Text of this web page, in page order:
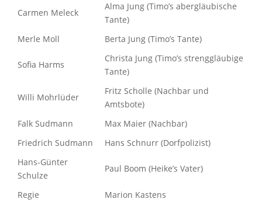
Carmen Meleck
Alma Jung (Timo’s abergläubische
Tante)
Merle Moll
Berta Jung (Timo’s Tante)
Sofia Harms
Christa Jung (Timo’s strenggläubige
Tante)
Willi Mohrlüder
Fritz Scholle (Nachbar und
Amtsbote)
Falk Sudmann
Max Maier (Nachbar)
Friedrich Sudmann
Hans Schnurr (Dorfpolizist)
Hans-Günter
Schulze
Paul Boom (Heike’s Vater)
Regie
Marion Kastens